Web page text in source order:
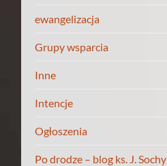
ewangelizacja
Grupy wsparcia
Inne
Intencje
Ogłoszenia
Po drodze – blog ks. J. Sochy